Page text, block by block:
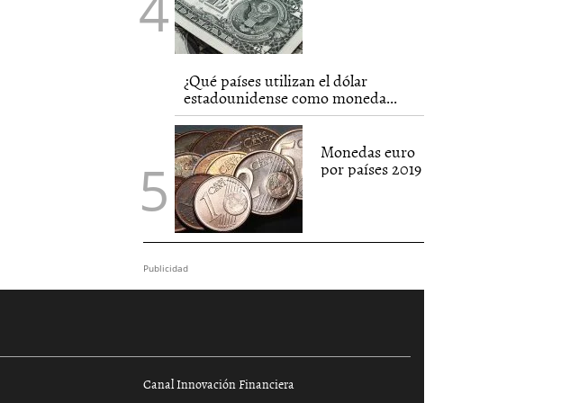
¿Qué países utilizan el dólar
estadounidense como moneda...
Monedas euro
por países 2019
Publicidad
Canal Innovación Financiera